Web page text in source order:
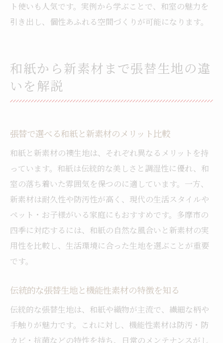
ト使いも人気です。実例から学ぶことで、和室の魅力を
引き出し、個性あふれる空間づくりが可能になります。
和紙から新素材まで張替生地の違
いを解説
張替で選べる和紙と新素材のメリット比較
和紙と新素材の襖生地は、それぞれ異なるメリットを持
っています。和紙は伝統的な美しさと調湿性に優れ、和
室の落ち着いた雰囲気を保つのに適しています。一方、
新素材は耐久性や防汚性が高く、現代の生活スタイルや
ペット・お子様がいる家庭にもおすすめです。多摩市の
四季に対応するには、和紙の自然な風合いと新素材の実
用性を比較し、生活環境に合った生地を選ぶことが重要
です。
伝統的な張替生地と機能性素材の特徴を知る
伝統的な張替生地は、和紙や織物が主流で、繊細な柄や
手触りが魅力です。これに対し、機能性素材は防汚・防
カビ・抗菌などの特性を持ち、日常のメンテナンスがし